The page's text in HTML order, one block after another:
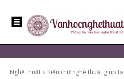
Nghệ thuật Kiểu chữ nghệ thuật giúp